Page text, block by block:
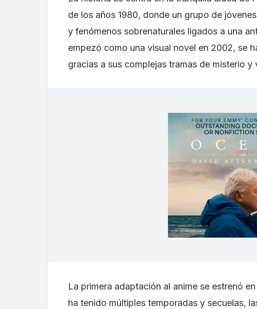
de los años 1980, donde un grupo de
y fenómenos sobrenaturales ligados a una
empezó como una visual novel en 2002, se
gracias a sus complejas tramas de misterio y
La primera adaptación al anime se estrenó
ha tenido múltiples temporadas y secuelas,